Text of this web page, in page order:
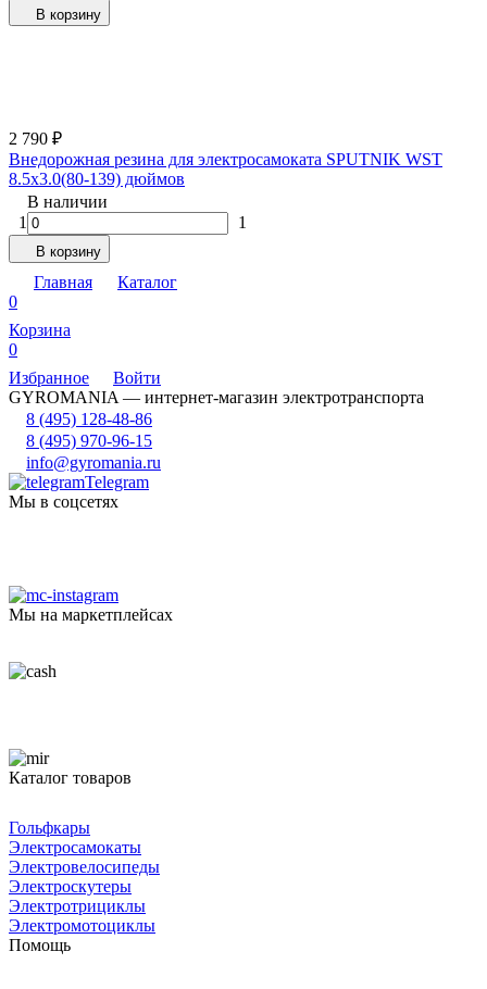
В корзину
2 790 ₽
Внедорожная резина для электросамоката SPUTNIK WST
8.5x3.0(80-139) дюймов
В наличии
1
1
В корзину
Главная
Каталог
0
Корзина
0
Избранное
Войти
GYROMANIA — интернет-магазин электротранспорта
8 (495) 128-48-86
8 (495) 970-96-15
info@gyromania.ru
Telegram
Мы в соцсетях
Мы на маркетплейсах
Каталог товаров
Гольфкары
Электросамокаты
Электровелосипеды
Электроскутеры
Электротрициклы
Электромотоциклы
Помощь